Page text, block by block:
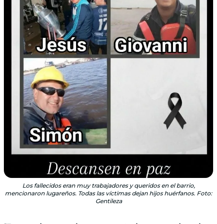
Los fallecidos eran muy trabajadores y queridos en el barrio,
mencionaron lugareños. Todas las víctimas dejan hijos huérfanos. Foto:
Gentileza